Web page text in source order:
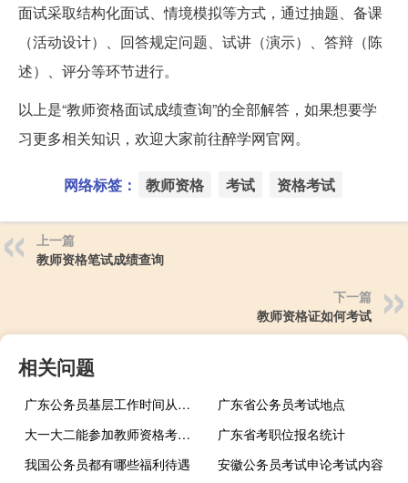
面试采取结构化面试、情境模拟等方式，通过抽题、备课
（活动设计）、回答规定问题、试讲（演示）、答辩（陈
述）、评分等环节进行。
以上是“教师资格面试成绩查询”的全部解答，如果想要学
习更多相关知识，欢迎大家前往醉学网官网。
网络标签： 教师资格 考试 资格考试
上一篇
教师资格笔试成绩查询
下一篇
教师资格证如何考试
相关问题
广东公务员基层工作时间从什么时候开始算
广东省公务员考试地点
大一大二能参加教师资格考试吗
广东省考职位报名统计
我国公务员都有哪些福利待遇
安徽公务员考试申论考试内容